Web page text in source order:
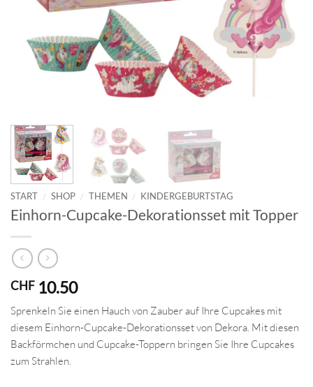
START / SHOP / THEMEN / KINDERGEBURTSTAG
Einhorn-Cupcake-Dekorationsset mit Topper
CHF 10.50
Sprenkeln Sie einen Hauch von Zauber auf Ihre Cupcakes mit
diesem Einhorn-Cupcake-Dekorationsset von Dekora. Mit diesen
Backförmchen und Cupcake-Toppern bringen Sie Ihre Cupcakes
zum Strahlen.